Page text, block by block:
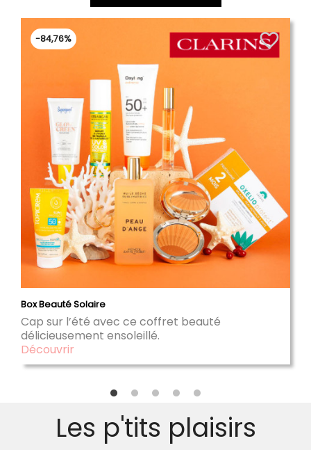
Box Beauté Solaire
Cap sur l’été avec ce coffret beauté
délicieusement ensoleillé.
Découvrir
-84,76% favorite_border
Les p'tits plaisirs